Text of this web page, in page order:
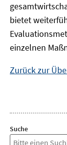
bietet
einzelnen
Zurück zur
Suche